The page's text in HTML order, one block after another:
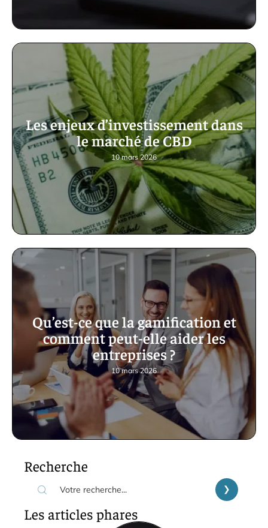
Les enjeux d’investissement dans
le marché de CBD
10 mars 2026
Qu’est-ce que la gamification et
comment peut-elle aider les
entreprises ?
10 mars 2026
Recherche
Les articles phares